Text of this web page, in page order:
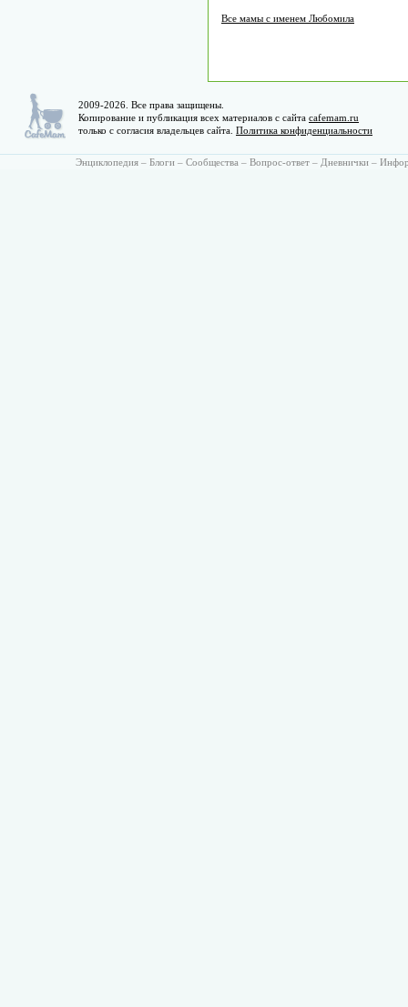
Все мамы с именем Любомила
2009-2026. Все права защищены.
Копирование и публикация всех материалов с сайта cafemam.ru
только с согласия владельцев сайта. Политика конфиденциальности
Энциклопедия – Блоги – Сообщества – Вопрос-ответ – Дневнички –